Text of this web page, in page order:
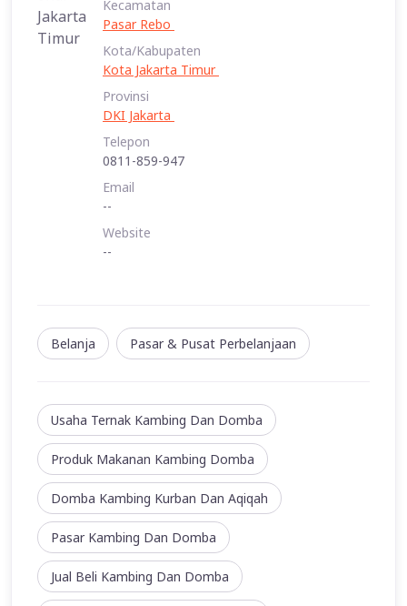
Kecamatan
Pasar Rebo
Kota/Kabupaten
Kota Jakarta Timur
Provinsi
DKI Jakarta
Telepon
0811-859-947
Email
--
Website
--
Belanja Pasar & Pusat Perbelanjaan
Usaha Ternak Kambing Dan Domba
Produk Makanan Kambing Domba
Domba Kambing Kurban Dan Aqiqah
Pasar Kambing Dan Domba
Jual Beli Kambing Dan Domba